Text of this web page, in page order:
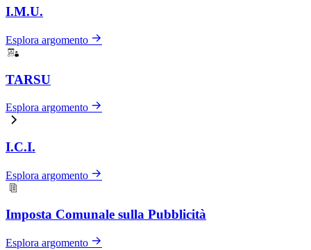
I.M.U.
Esplora argomento
TARSU
Esplora argomento
I.C.I.
Esplora argomento
Imposta Comunale sulla Pubblicità
Esplora argomento